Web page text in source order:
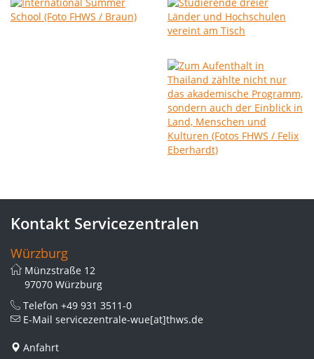
Kontakt Servicezentralen
Würzburg
Münzstraße 12
97070 Würzburg
Telefon +49 931 3511-0
E-Mail servicezentrale-wue[at]thws.de
Anfahrt